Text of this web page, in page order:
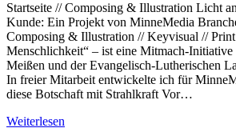
Startseite // Composing & Illustration Licht
Kunde: Ein Projekt von MinneMedia
Composing & Illustration // Keyvisual //
Menschlichkeit“ – ist eine Mitmach-Initiative
Meißen und der Evangelisch-Lutherischen
In freier Mitarbeit entwickelte ich für
diese Botschaft mit Strahlkraft Vor…
Weiterlesen